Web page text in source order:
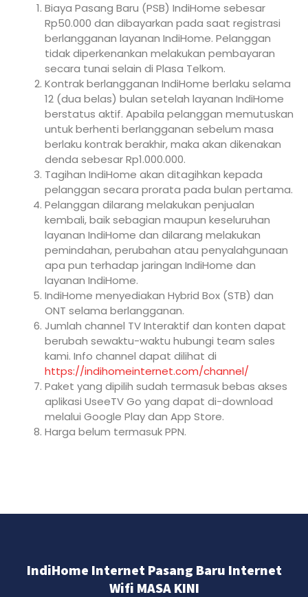
Biaya Pasang Baru (PSB) IndiHome sebesar
Rp50.000 dan dibayarkan pada saat registrasi
berlangganan layanan IndiHome. Pelanggan
tidak diperkenankan melakukan pembayaran
secara tunai selain di Plasa Telkom.
Kontrak berlangganan IndiHome berlaku selama
12 (dua belas) bulan setelah layanan IndiHome
berstatus aktif. Apabila pelanggan memutuskan
untuk berhenti berlangganan sebelum masa
berlaku kontrak berakhir, maka akan dikenakan
denda sebesar Rp1.000.000.
Tagihan IndiHome akan ditagihkan kepada
pelanggan secara prorata pada bulan pertama.
Pelanggan dilarang melakukan penjualan
kembali, baik sebagian maupun keseluruhan
layanan IndiHome dan dilarang melakukan
pemindahan, perubahan atau penyalahgunaan
apa pun terhadap jaringan IndiHome dan
layanan IndiHome.
IndiHome menyediakan Hybrid Box (STB) dan
ONT selama berlangganan.
Jumlah channel TV Interaktif dan konten dapat
berubah sewaktu-waktu hubungi team sales
kami. Info channel dapat dilihat di
https://indihomeinternet.com/channel/
Paket yang dipilih sudah termasuk bebas akses
aplikasi UseeTV Go yang dapat di-download
melalui Google Play dan App Store.
Harga belum termasuk PPN.
IndiHome Internet Pasang Baru Internet
Wifi MASA KINI